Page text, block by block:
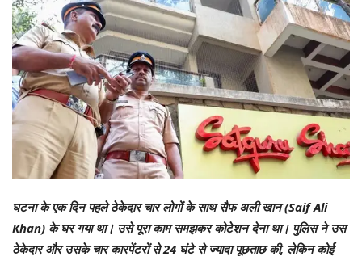
घटना के एक दिन पहले ठेकेदार चार लोगों के साथ सैफ अली खान (Saif Ali
Khan) के घर गया था। उसे पूरा काम समझकर कोटेशन देना था। पुलिस ने उस
ठेकेदार और उसके चार कारपेंटरों से 24 घंटे से ज्यादा पूछताछ की, लेकिन कोई